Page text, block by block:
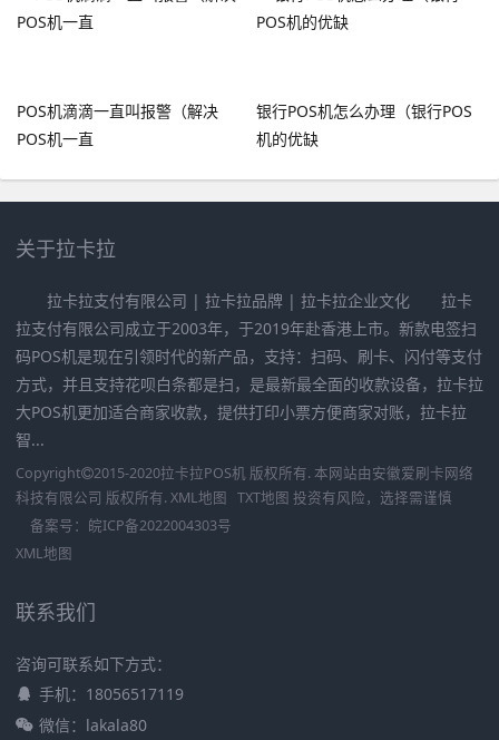
POS机滴滴一直叫报警（解决
POS机一直
银行POS机怎么办理（银行POS
机的优缺
关于拉卡拉
拉卡拉支付有限公司 | 拉卡拉品牌 | 拉卡拉企业文化 拉卡
拉支付有限公司成立于2003年，于2019年赴香港上市。新款电签扫
码POS机是现在引领时代的新产品，支持：扫码、刷卡、闪付等支付
方式，并且支持花呗白条都是扫，是最新最全面的收款设备，拉卡拉
大POS机更加适合商家收款，提供打印小票方便商家对账，拉卡拉
智...
Copyright 2015-2020拉卡拉POS机 版权所有. 本网站由安徽爱刷卡网络
科技有限公司 版权所有. XML地图 TXT地图 投资有风险，选择需谨慎
备案号： 皖ICP备2022004303号
XML地图
联系我们
咨询可联系如下方式：
手机：18056517119
微信：lakala80